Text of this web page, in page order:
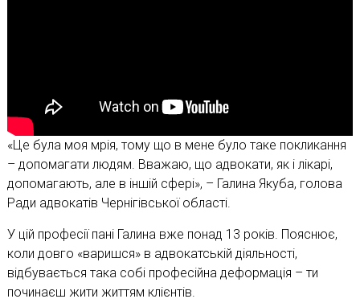
«Це була моя мрія, тому що в мене було таке покликання
– допомагати людям. Вважаю, що адвокати, як і лікарі,
допомагають, але в іншій сфері», – Галина Якуба, голова
Ради адвокатів Чернігівської області.
У цій професії пані Галина вже понад 13 років. Пояснює,
коли довго «варишся» в адвокатській діяльності,
відбувається така собі професійна деформація – ти
починаєш жити життям клієнтів.